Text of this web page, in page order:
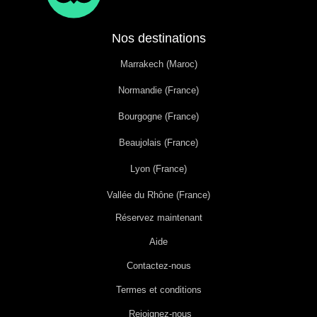
Réservez maintenant
Aide
Contactez-nous
Termes et conditions
Rejoignez-nous
Nos destinations
Marrakech (Maroc)
Normandie (France)
Bourgogne (France)
Beaujolais (France)
Lyon (France)
Vallée du Rhône (France)